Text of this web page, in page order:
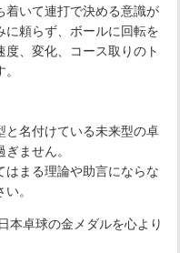
いて連打で決める意識が
に頼らず、ボールに回転を
、変化、コース取りのト
名付けている未来型の卓
ません。
まる理論や助言にならな
。
卓球の金メダルを心より